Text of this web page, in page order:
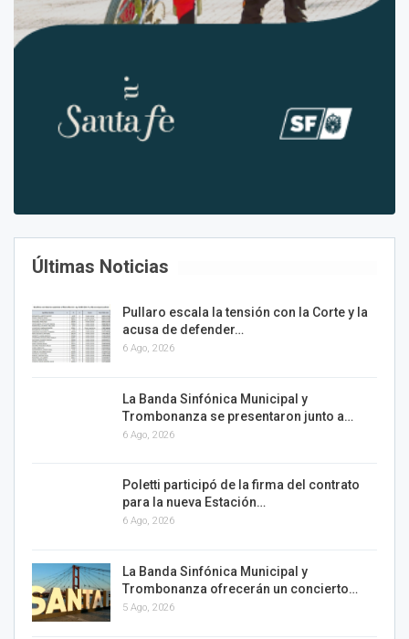
Últimas Noticias
Pullaro escala la tensión con la Corte y la
acusa de defender…
6 Ago, 2026
La Banda Sinfónica Municipal y
Trombonanza se presentaron junto a…
6 Ago, 2026
Poletti participó de la firma del contrato
para la nueva Estación…
6 Ago, 2026
La Banda Sinfónica Municipal y
Trombonanza ofrecerán un concierto…
5 Ago, 2026